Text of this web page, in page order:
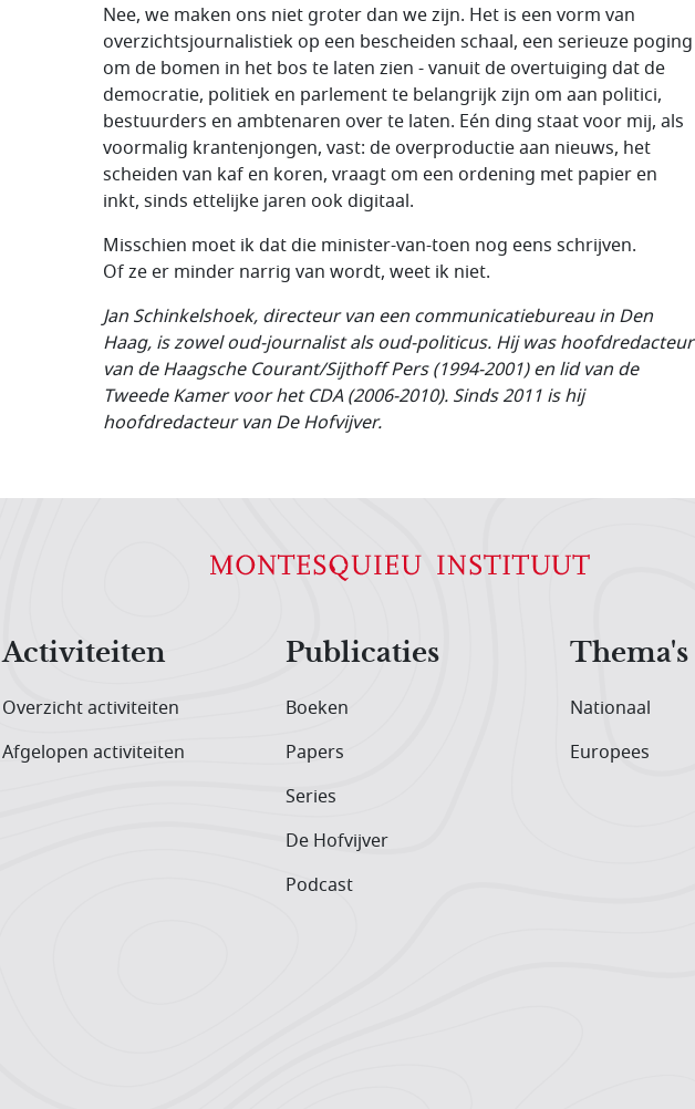
Nee, we maken ons niet groter dan we zijn. Het is een vorm van
overzichtsjournalistiek op een bescheiden schaal, een serieuze poging
om de bomen in het bos te laten zien - vanuit de overtuiging dat de
democratie, politiek en parlement te belangrijk zijn om aan politici,
bestuurders en ambtenaren over te laten. Eén ding staat voor mij, als
voormalig krantenjongen, vast: de overproductie aan nieuws, het
scheiden van kaf en koren, vraagt om een ordening met papier en
inkt, sinds ettelijke jaren ook digitaal.
Misschien moet ik dat die minister-van-toen nog eens schrijven.
Of ze er minder narrig van wordt, weet ik niet.
Jan Schinkelshoek, directeur van een communicatiebureau in Den
Haag, is zowel oud-journalist als oud-politicus. Hij was hoofdredacteur
van de Haagsche Courant/Sijthoff Pers (1994-2001) en lid van de
Tweede Kamer voor het CDA (2006-2010). Sinds 2011 is hij
hoofdredacteur van De Hofvijver.
Activiteiten
Overzicht activiteiten
Afgelopen activiteiten
Publicaties
Boeken
Papers
Series
De Hofvijver
Podcast
Thema's
Nationaal
Europees